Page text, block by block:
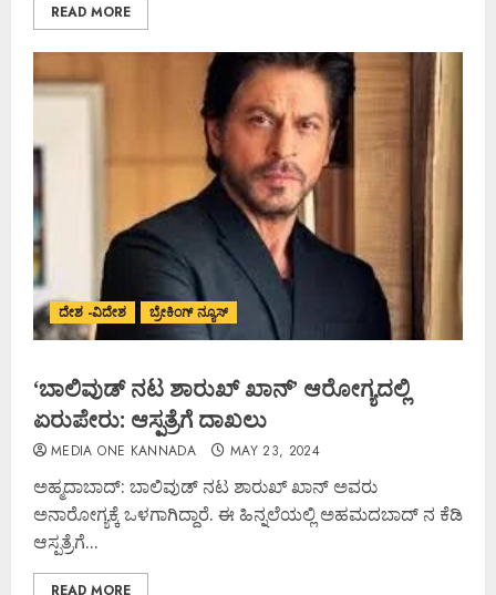
READ MORE
ದೇಶ -ವಿದೇಶ ಬ್ರೇಕಿಂಗ್ ನ್ಯೂಸ್
‘ಬಾಲಿವುಡ್ ನಟ ಶಾರುಖ್ ಖಾನ್’ ಆರೋಗ್ಯದಲ್ಲಿ
ಏರುಪೇರು: ಆಸ್ಪತ್ರೆಗೆ ದಾಖಲು
MEDIA ONE KANNADA MAY 23, 2024
ಅಹ್ಮದಾಬಾದ್: ಬಾಲಿವುಡ್ ನಟ ಶಾರುಖ್ ಖಾನ್ ಅವರು
ಅನಾರೋಗ್ಯಕ್ಕೆ ಒಳಗಾಗಿದ್ದಾರೆ. ಈ ಹಿನ್ನಲೆಯಲ್ಲಿ ಅಹಮದಬಾದ್ ನ ಕೆಡಿ
ಆಸ್ಪತ್ರೆಗೆ...
READ MORE